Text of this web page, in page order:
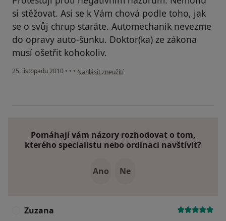
si stěžovat. Asi se k Vám chová podle toho, jak
se o svůj chrup staráte. Automechanik nevezme
do opravy auto-šunku. Doktor(ka) ze zákona
musí ošetřit kohokoliv.
25. listopadu 2010 • • • podle názoru uživatele Pacient
Nahlásit zneužití
Pomáhají vám názory rozhodovat o tom,
kterého specialistu nebo ordinaci navštívit?
Ano Ne
Zuzana